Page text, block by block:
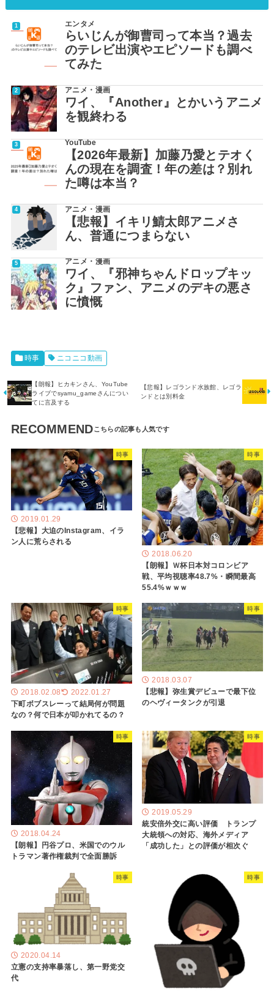
エンタメ
らいじんが御曹司って本当？過去
のテレビ出演やエピソードも調べ
てみた
アニメ・漫画
ワイ、『Another』とかいうアニメ
を観終わる
YouTube
【2026年最新】加藤乃愛とテオく
んの現在を調査！年の差は？別れ
た噂は本当？
アニメ・漫画
【悲報】イキリ鯖太郎アニメさ
ん、普通につまらない
アニメ・漫画
ワイ、『邪神ちゃんドロップキッ
ク』ファン、アニメのデキの悪さ
に憤慨
時事 ニコニコ動画
【朗報】ヒカキンさん、YouTube
ライブでsyamu_gameさんについ
てに言及する
【悲報】レゴランド水族館、レゴラ
ンドとは別料金
RECOMMEND
時事
2019.01.29
【悲報】大迫のInstagram、イラ
ン人に荒らされる
時事
2018.06.20
【朗報】Ｗ杯日本対コロンビア
戦、平均視聴率48.7%・瞬間最高
55.4%ｗｗｗ
時事
2018.02.08 2022.01.27
下町ボブスレーって結局何が問題
なの？何で日本が叩かれてるの？
時事
2018.03.07
【悲報】弥生賞デビューで最下位
のヘヴィータンクが引退
時事
2018.04.24
【朗報】円谷プロ、米国でのウル
トラマン著作権裁判で全面勝訴
時事
2019.05.29
統安倍外交に高い評価 トランプ
大統領への対応、海外メディア
「成功した」との評価が相次ぐ
時事
2020.04.14
立憲の支持率暴落し、第一野党交
代
時事